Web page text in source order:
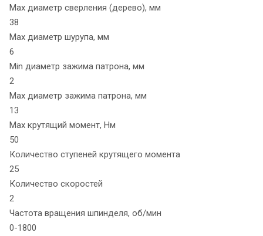
Max диаметр сверления (дерево), мм
38
Max диаметр шурупа, мм
6
Min диаметр зажима патрона, мм
2
Max диаметр зажима патрона, мм
13
Max крутящий момент, Нм
50
Количество ступеней крутящего момента
25
Количество скоростей
2
Частота вращения шпинделя, об/мин
0-1800